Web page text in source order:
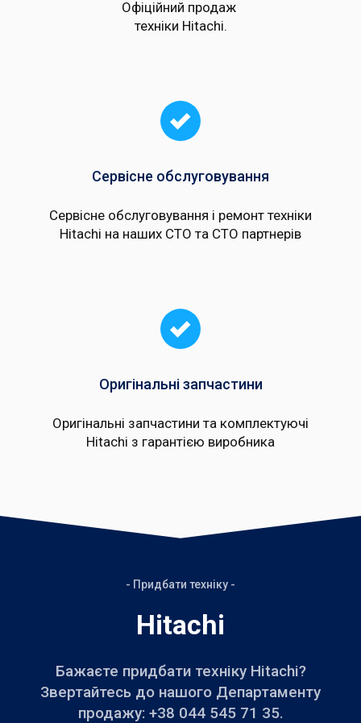
Офіційний продаж
техніки Hitachi.
Сервісне обслуговування
Сервісне обслуговування і ремонт техніки
Hitachi на наших СТО та СТО партнерів
Оригінальні запчастини
Оригінальні запчастини та комплектуючі
Hitachi з гарантією виробника
- Придбати техніку -
Hitachi
Бажаєте придбати техніку Hitachi?
Звертайтесь до нашого Департаменту
продажу: +38 044 545 71 35.